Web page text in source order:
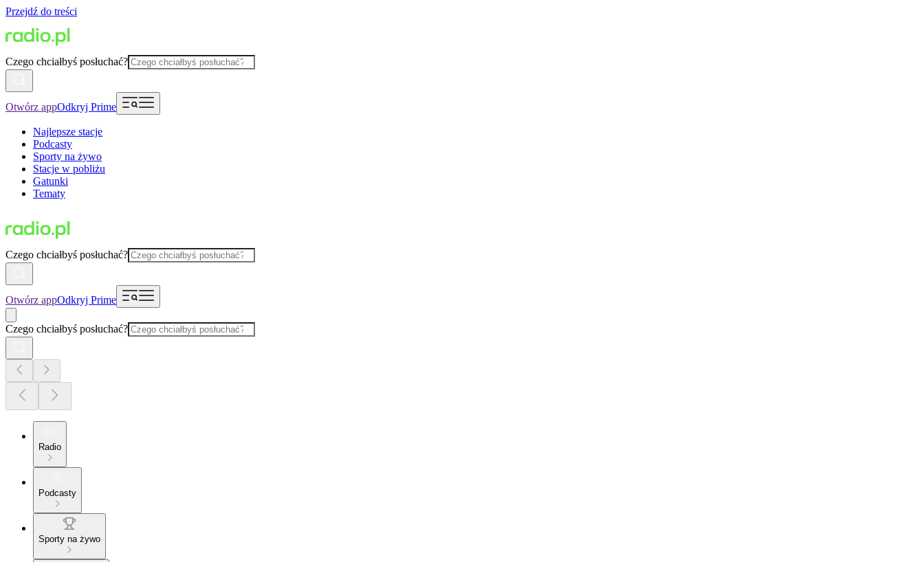
Przejdź do treści
Czego chciałbyś posłuchać?
Otwórz appOdkryj Prime
Najlepsze stacje
Podcasty
Sporty na żywo
Stacje w pobliżu
Gatunki
Tematy
Czego chciałbyś posłuchać?
Otwórz appOdkryj Prime
Czego chciałbyś posłuchać?
Radio
Podcasty
Sporty na żywo